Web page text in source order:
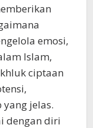
emosi,
Islam,
ciptaan
jelas.
dengan diri